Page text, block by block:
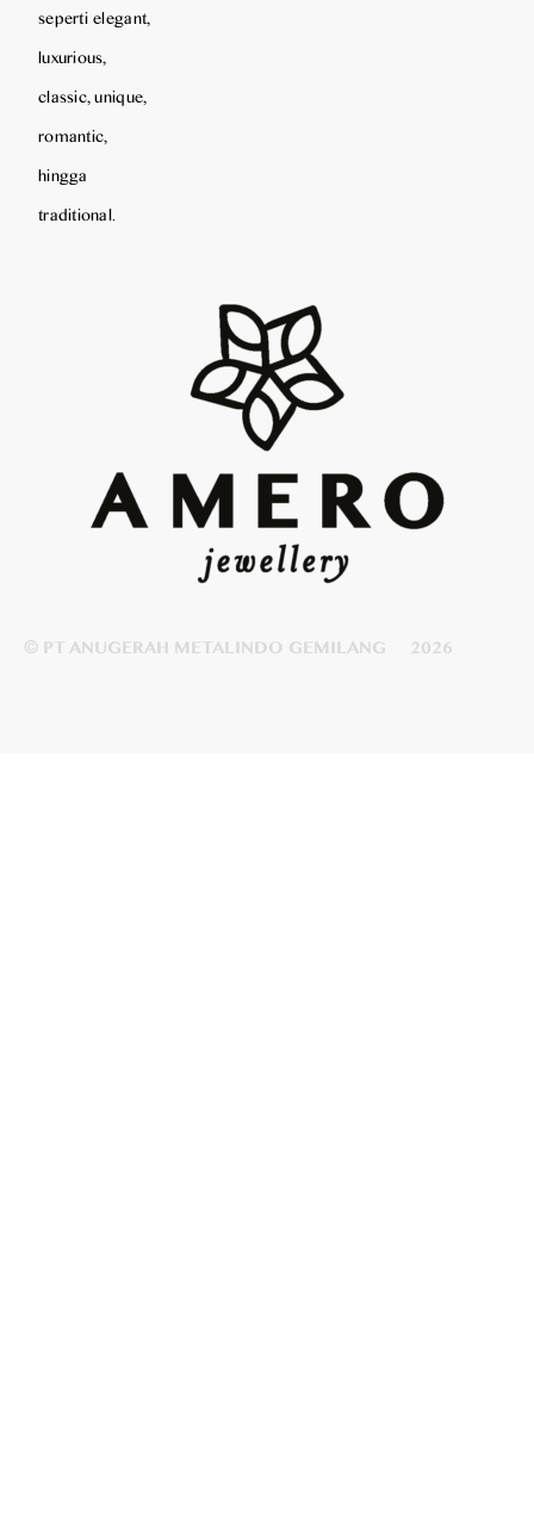
seperti elegant,
luxurious,
classic, unique,
romantic,
hingga
traditional.
© PT ANUGERAH METALINDO GEMILANG 2026